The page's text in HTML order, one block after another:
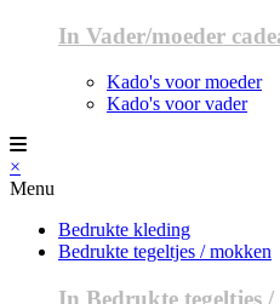
In Vader/moeder
Kado's voor moeder
Kado's voor vader
×
Menu
Bedrukte kleding
Bedrukte tegeltjes / mokken
In Bedrukte tegeltjes